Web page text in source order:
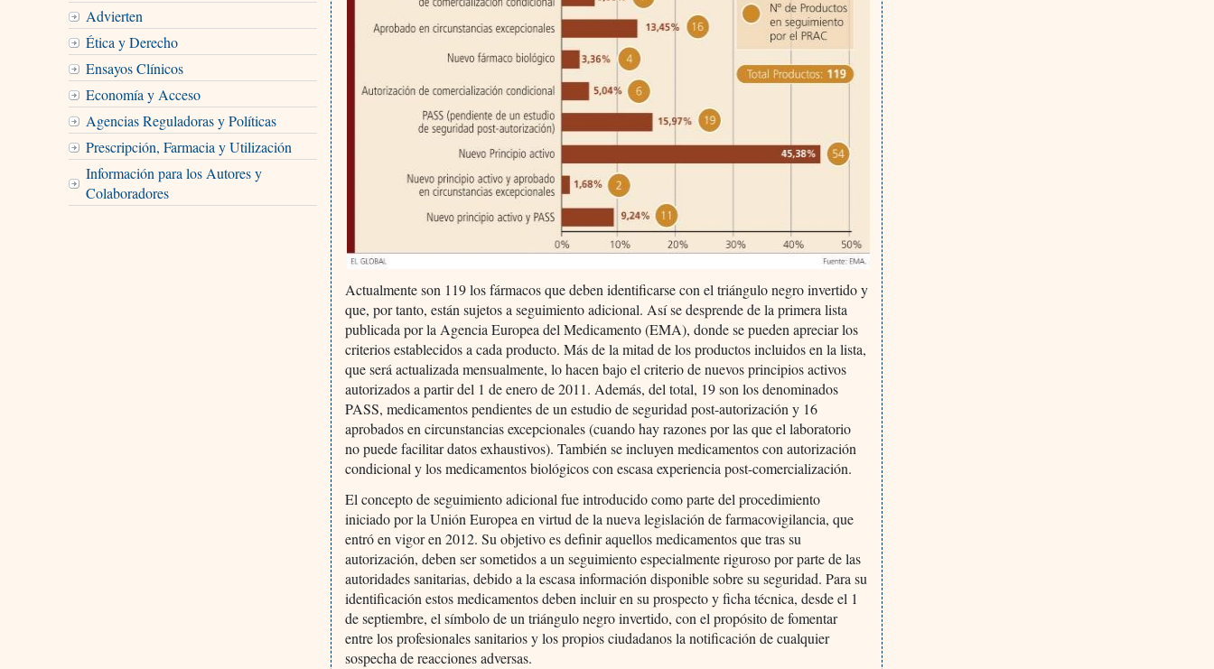
Advierten
Ética y Derecho
Ensayos Clínicos
Economía y Acceso
Agencias Reguladoras y Políticas
Prescripción, Farmacia y Utilización
Información para los Autores y
Colaboradores
Actualmente son 119 los fármacos que deben identificarse con el triángulo negro invertido y
que, por tanto, están sujetos a seguimiento adicional. Así se desprende de la primera lista
publicada por la Agencia Europea del Medicamento (EMA), donde se pueden apreciar los
criterios establecidos a cada producto. Más de la mitad de los productos incluidos en la lista,
que será actualizada mensualmente, lo hacen bajo el criterio de nuevos principios activos
autorizados a partir del 1 de enero de 2011. Además, del total, 19 son los denominados
PASS, medicamentos pendientes de un estudio de seguridad post-autorización y 16
aprobados en circunstancias excepcionales (cuando hay razones por las que el laboratorio
no puede facilitar datos exhaustivos). También se incluyen medicamentos con autorización
condicional y los medicamentos biológicos con escasa experiencia post-comercialización.
El concepto de seguimiento adicional fue introducido como parte del procedimiento
iniciado por la Unión Europea en virtud de la nueva legislación de farmacovigilancia, que
entró en vigor en 2012. Su objetivo es definir aquellos medicamentos que tras su
autorización, deben ser sometidos a un seguimiento especialmente riguroso por parte de las
autoridades sanitarias, debido a la escasa información disponible sobre su seguridad. Para su
identificación estos medicamentos deben incluir en su prospecto y ficha técnica, desde el 1
de septiembre, el símbolo de un triángulo negro invertido, con el propósito de fomentar
entre los profesionales sanitarios y los propios ciudadanos la notificación de cualquier
sospecha de reacciones adversas.